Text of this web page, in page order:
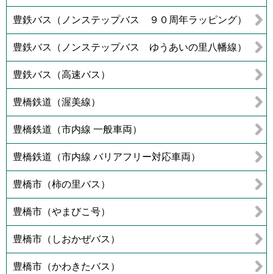
豊鉄バス（ノンステップバス ９０周年ラッピング）
豊鉄バス（ノンステップバス ゆうあいの里八幡線）
豊鉄バス（高速バス）
豊橋鉄道（渥美線）
豊橋鉄道（市内線 一般車両）
豊橋鉄道（市内線 バリアフリー対応車両）
豊橋市（柿の里バス）
豊橋市（やまびこ号）
豊橋市（しおかぜバス）
豊橋市（かわきたバス）